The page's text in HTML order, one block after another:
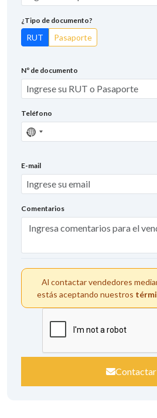
¿Tipo de documento?
RUT Pasaporte
Nº de documento
Teléfono
Sin
país
E-mail
Comentarios
Al contactar vendedores
estás aceptando nuestros
Contactar